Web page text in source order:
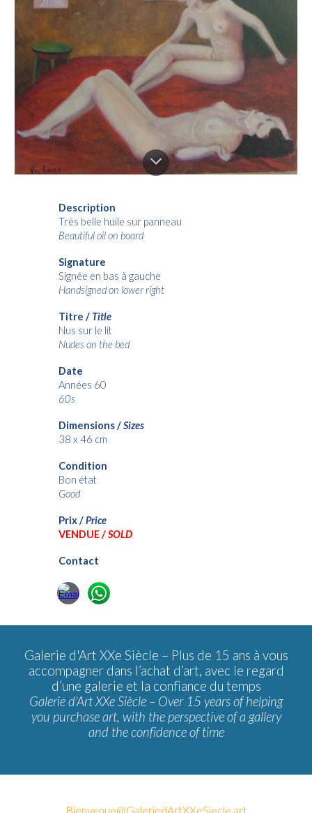
Description
Très belle huile sur panneau
Beautiful oil on board
Signature
Signée en bas à gauche
Handsigned on lower right
Titre / Title
Nus sur le lit
Nudes on the bed
Date
Années 60
60s
Dimensions /Sizes
38 x 46 cm
Condition
Bon état
Good
Prix /Price
VENDUE /SOLD
Contact
Galerie d'Art XXe Siècle – Plus de 15 ans à vous
accompagner dans l’achat d’art, avec le regard
d’une galerie et la confiance du temps
Galerie d'Art XXe Siècle – Over 15 years of helping
you purchase art, with the perspective of a gallery
and the confidence of time
Bienvenue@GaleriedArtXXeSiecle.art